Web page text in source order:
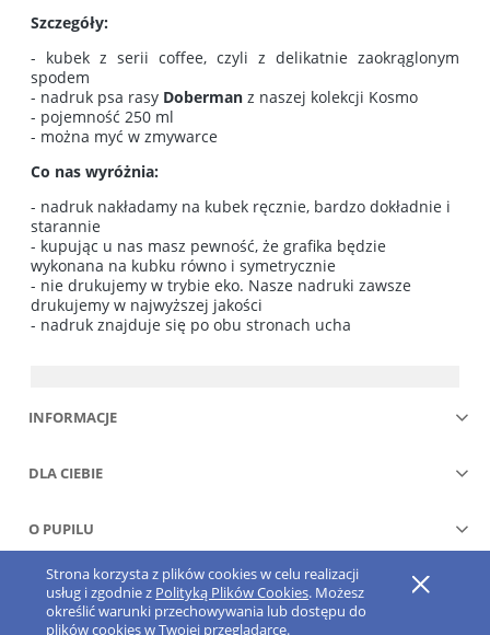
Strona korzysta z plików cookies w celu realizacji
usług i zgodnie z Polityką Plików Cookies. Możesz
określić warunki przechowywania lub dostępu do
plików cookies w Twojej przeglądarce.
Szczegóły:
- kubek z serii coffee, czyli z delikatnie zaokrąglonym
spodem
- nadruk psa rasy Doberman z naszej kolekcji Kosmo
- pojemność 250 ml
- można myć w zmywarce
Co nas wyróżnia:
- nadruk nakładamy na kubek ręcznie, bardzo dokładnie i
starannie
- kupując u nas masz pewność, że grafika będzie
wykonana na kubku równo i symetrycznie
- nie drukujemy w trybie eko. Nasze nadruki zawsze
drukujemy w najwyższej jakości
- nadruk znajduje się po obu stronach ucha
INFORMACJE
DLA CIEBIE
O PUPILU
Pokaż pełną wersję strony
Sklep internetowy Shoper.pl